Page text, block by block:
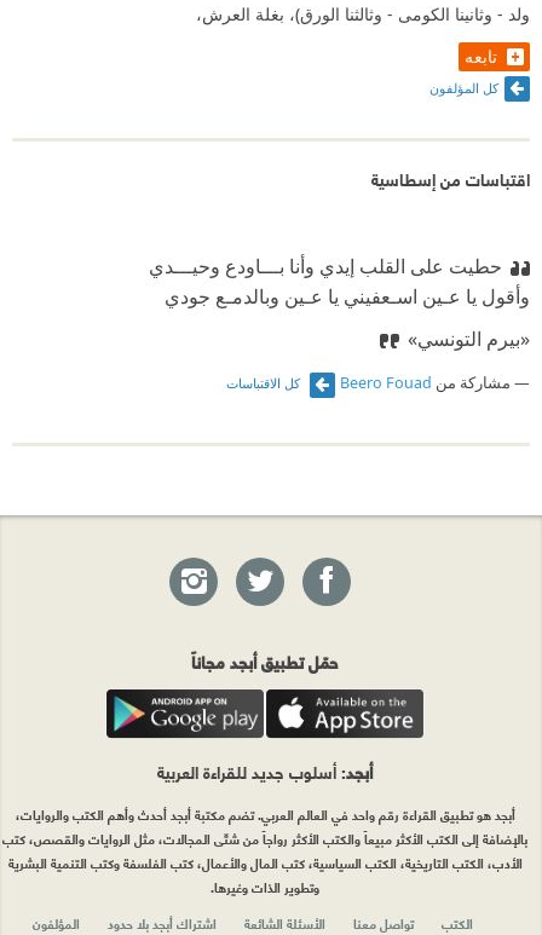
ولد - وثانينا الكومى - وثالثنا الورق)، بغلة العرش،
تابعه
كل المؤلفون
اقتباسات من إسطاسية
حطيت على القلب إيدي وأنا بـــاودع وحيـــدي
‫وأقول يا عـين اسـعفيني يا عـين وبالدمـع جودي
‫«بيرم التونسي»
مشاركة من Beero Fouad كل الاقتباسات
حمّل تطبيق أبجد مجاناً
أبجد: أسلوب جديد للقراءة العربية
أبجد هو تطبيق القراءة رقم واحد في العالم العربي. تضم مكتبة أبجد أحدث وأهم الكتب والروايات،
بالإضافة إلى الكتب الأكثر مبيعاً والكتب الأكثر رواجاً من شتّى المجالات، مثل الروايات والقصص، كتب
الأدب، الكتب التاريخية، الكتب السياسية، كتب المال والأعمال، كتب الفلسفة وكتب التنمية البشرية
وتطوير الذات وغيرها.
الكتب
تواصل معنا الأسئلة الشائعة اشتراك أبجد بلا حدود المؤلفون